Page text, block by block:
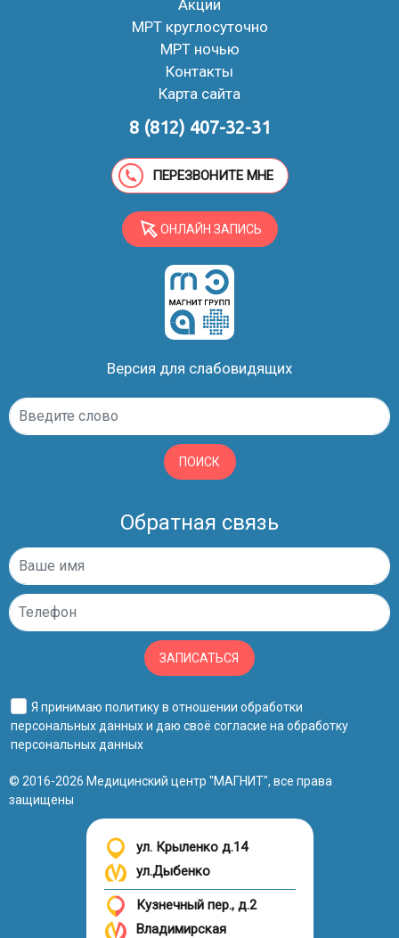
Акции
МРТ круглосуточно
МРТ ночью
Контакты
Карта сайта
8 (812) 407-32-31
ПЕРЕЗВОНИТЕ МНЕ
ОНЛАЙН ЗАПИСЬ
Версия для слабовидящих
ПОИСК
Обратная связь
ЗАПИСАТЬСЯ
Я принимаю политику в отношении обработки
персональных данныхи даю своё согласие на обработку
персональных данных
© 2016-2026 Медицинский центр "МАГНИТ", все права
защищены
ул. Крыленко д.14
ул.Дыбенко
Кузнечный пер., д.2
Владимирская